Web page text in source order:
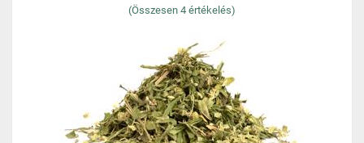
(Összesen 4 értékelés)